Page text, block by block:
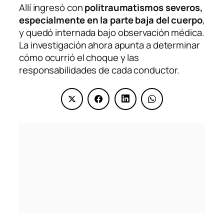
Allí ingresó conpolitraumatismos severos,
especialmente en la parte baja del cuerpo,
y quedó internada bajo observación médica.
La investigación ahora apunta a determinar
cómo ocurrió el choque y las
responsabilidades de cada conductor.